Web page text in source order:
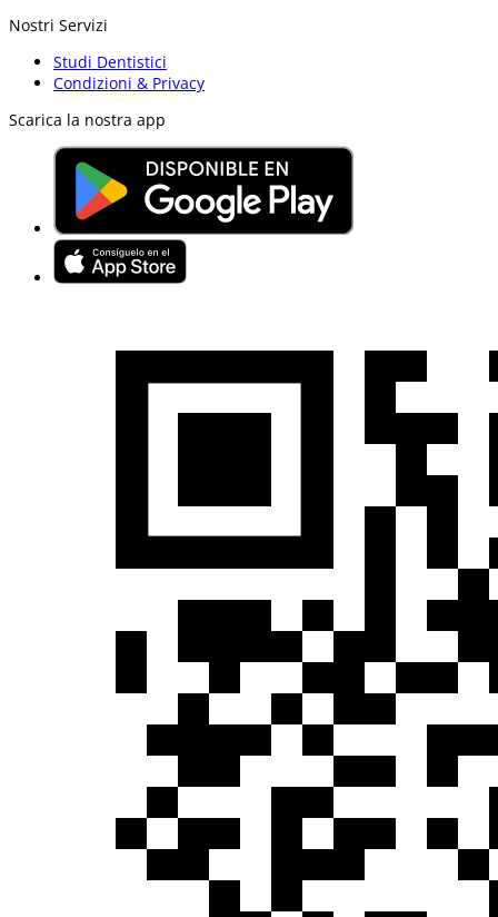
Nostri Servizi
Studi Dentistici
Condizioni & Privacy
Scarica la nostra app